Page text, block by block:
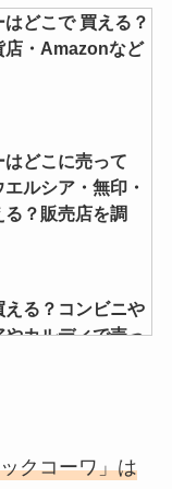
どこで 買える？
店・Amazonなど
どこに売って
ルシア・無印・
？販売店を調
る？コンビニや
カルディで売っ
キ・コンビニ・
クコーワ」は